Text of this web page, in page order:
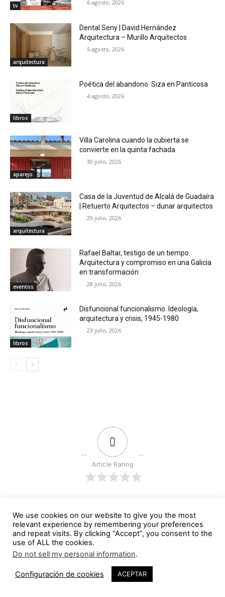
tv 6 agosto, 2026
arquitectura
Dental Seny | David Hernández
Arquitectura – Murillo Arquitectos
5 agosto, 2026
libros
Poética del abandono. Siza en Panticosa
4 agosto, 2026
aparejo
Villa Carolina cuando la cubierta se
convierte en la quinta fachada
30 julio, 2026
arquitectura
Casa de la Juventud de Alcalá de Guadaíra
| Retuerto Arquitectos – dunar arquitectos
29 julio, 2026
eventos
Rafael Baltar, testigo de un tiempo.
Arquitectura y compromiso en una Galicia
en transformación
28 julio, 2026
libros
Disfuncional funcionalismo. Ideología,
arquitectura y crisis, 1945-1980
23 julio, 2026
0
Article Rating
Suscribirse Login
We use cookies on our website to give you the most
relevant experience by remembering your preferences
and repeat visits. By clicking “Accept”, you consent to the
use of ALL the cookies.
Do not sell my personal information.
Configuración de cookies ACEPTAR